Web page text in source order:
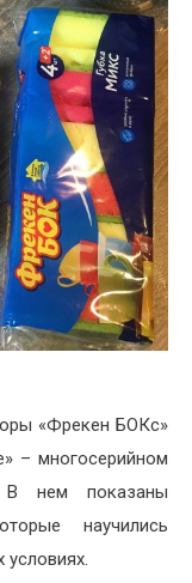
«Фрекен БОКс»
– многосерийном
В нем показаны
научились